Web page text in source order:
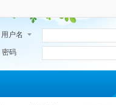
用户名
密码